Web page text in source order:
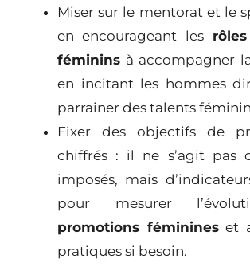
Miser sur le mentorat et le
en encourageant lesrôles
féminins à accompagner
en incitant les hommes
parrainer des talents
Fixer des objectifs de
chiffrés : il ne s’agit pas
imposés, mais
pour mesurer
promotions féminineset
pratiques si besoin.